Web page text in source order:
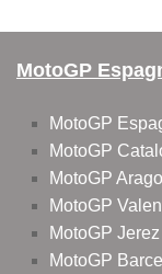
MotoGP
MotoGP
MotoGP
MotoGP
MotoGP
MotoGP Jerez
MotoGP